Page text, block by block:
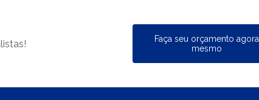
Faça seu orçamento agora
mesmo